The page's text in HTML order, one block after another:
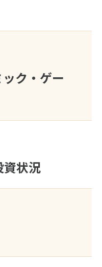
ク・ゲー
資状況